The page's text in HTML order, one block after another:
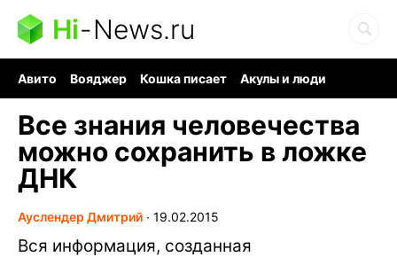
Hi-News.ru
Авито Вояджер Кошка писает
Акулы и люди
Все знания человечества
можно сохранить в ложке
ДНК
Ауслендер Дмитрий ∙ 19.02.2015
Вся информация, созданная